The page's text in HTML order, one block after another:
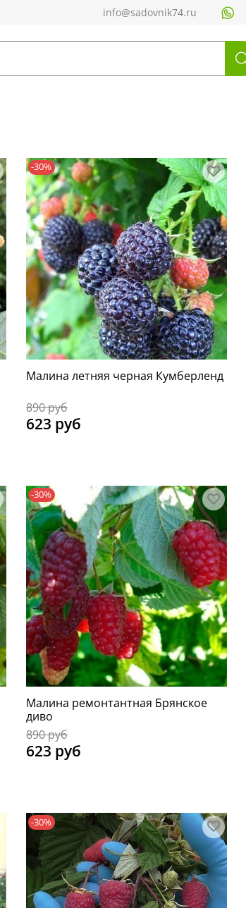
info@sadovnik74.ru
-30%
Малина летняя черная Кумберленд
890 руб
623 руб
-30%
Малина ремонтантная Брянское
диво
890 руб
623 руб
-30%